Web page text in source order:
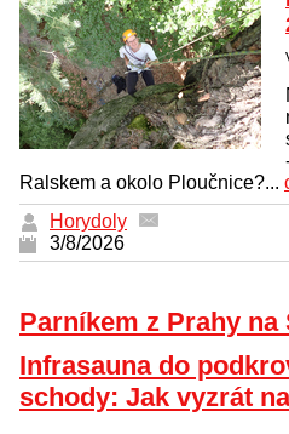
Ralskem a okolo Ploučnice?...
Horydoly
3/8/2026
Parníkem z Prahy na
Infrasauna do
schody: Jak vyzrát